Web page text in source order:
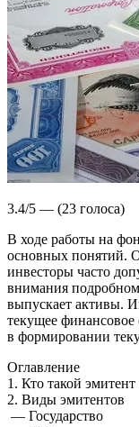
3.4/5 — (23 голоса)
В ходе работы на
основных понятий.
инвесторы часто
внимания
выпускает активы.
текущее
в формировании
Оглавление
1. Кто такой
2. Виды эмитентов
— Государство